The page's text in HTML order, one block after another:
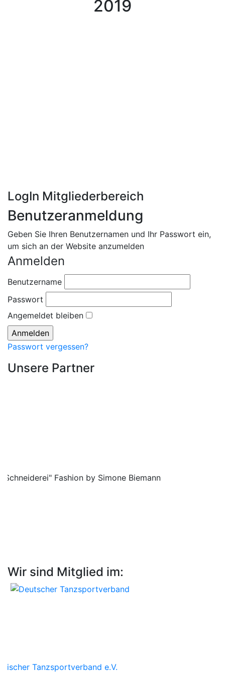
2019
LogIn Mitgliederbereich
Benutzeranmeldung
Geben Sie Ihren Benutzernamen und Ihr Passwort ein,
um sich an der Website anzumelden
Anmelden
Benutzername
Passwort
Angemeldet bleiben
Passwort vergessen?
Unsere Partner
Schneiderei" Fashion by Simone Biemann
Wir sind Mitglied im: